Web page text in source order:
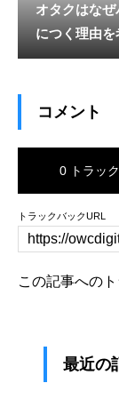
オタクはな
につく理由を
コメント
0 トラッ
トラックバックURL
この記事への
最近の